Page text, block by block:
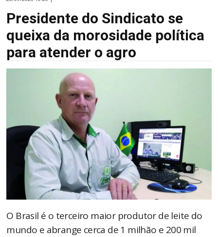
Presidente do Sindicato se
queixa da morosidade política
para atender o agro
O Brasil é o terceiro maior produtor de leite do
mundo e abrange cerca de 1 milhão e 200 mil